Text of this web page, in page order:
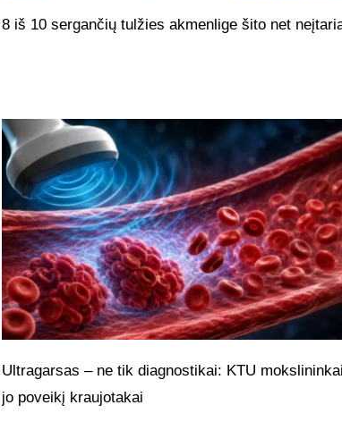
8 iš 10 sergančių tulžies akmenlige šito net
Ultragarsas – ne tik diagnostikai: KTU
jo poveikį kraujotakai